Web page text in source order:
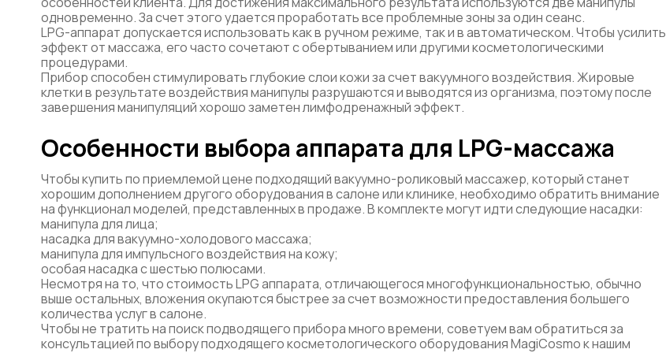
одновременно. За счет этого удается проработать все проблемные зоны за один сеанс.
LPG-аппарат допускается использовать как в ручном режиме, так и в автоматическом. Чтобы усилить
эффект от массажа, его часто сочетают с обертыванием или другими косметологическими
процедурами.
Прибор способен стимулировать глубокие слои кожи за счет вакуумного воздействия. Жировые
клетки в результате воздействия манипулы разрушаются и выводятся из организма, поэтому после
завершения манипуляций хорошо заметен лимфодренажный эффект.
Особенности выбора аппарата для LPG-массажа
Чтобы купить по приемлемой цене подходящий вакуумно-роликовый массажер, который станет
хорошим дополнением другого оборудования в салоне или клинике, необходимо обратить внимание
на функционал моделей, представленных в продаже. В комплекте могут идти следующие насадки:
манипула для лица;
насадка для вакуумно-холодового массажа;
манипула для импульсного воздействия на кожу;
особая насадка с шестью полюсами.
Несмотря на то, что стоимость LPG аппарата, отличающегося многофункциональностью, обычно
выше остальных, вложения окупаются быстрее за счет возможности предоставления большего
количества услуг в салоне.
Чтобы не тратить на поиск подводящего прибора много времени, советуем вам обратиться за
консультацией по выбору подходящего косметологического оборудования MagiCosmo к нашим